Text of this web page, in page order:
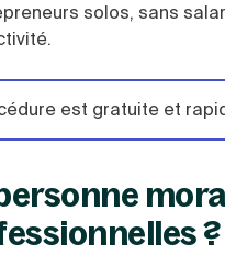
solos, sans
est gratuite et
?